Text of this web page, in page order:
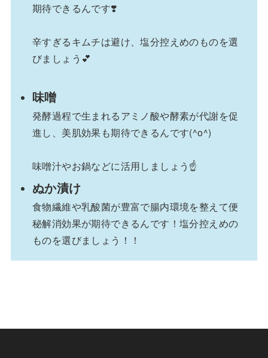
期待できるんです❣️
辛すぎるキムチは避け、塩分控えめのものを選
びましょう💕
味噌
発酵過程で生まれるアミノ酸や酵素が代謝を促
進し、美肌効果も期待できるんです(^o^)
味噌汁やお鍋などに活用しましょう☝️
ぬか漬け
食物繊維や乳酸菌が豊富で腸内環境を整えて便
秘解消効果が期待できるんです！塩分控えめの
ものを選びましょう！！